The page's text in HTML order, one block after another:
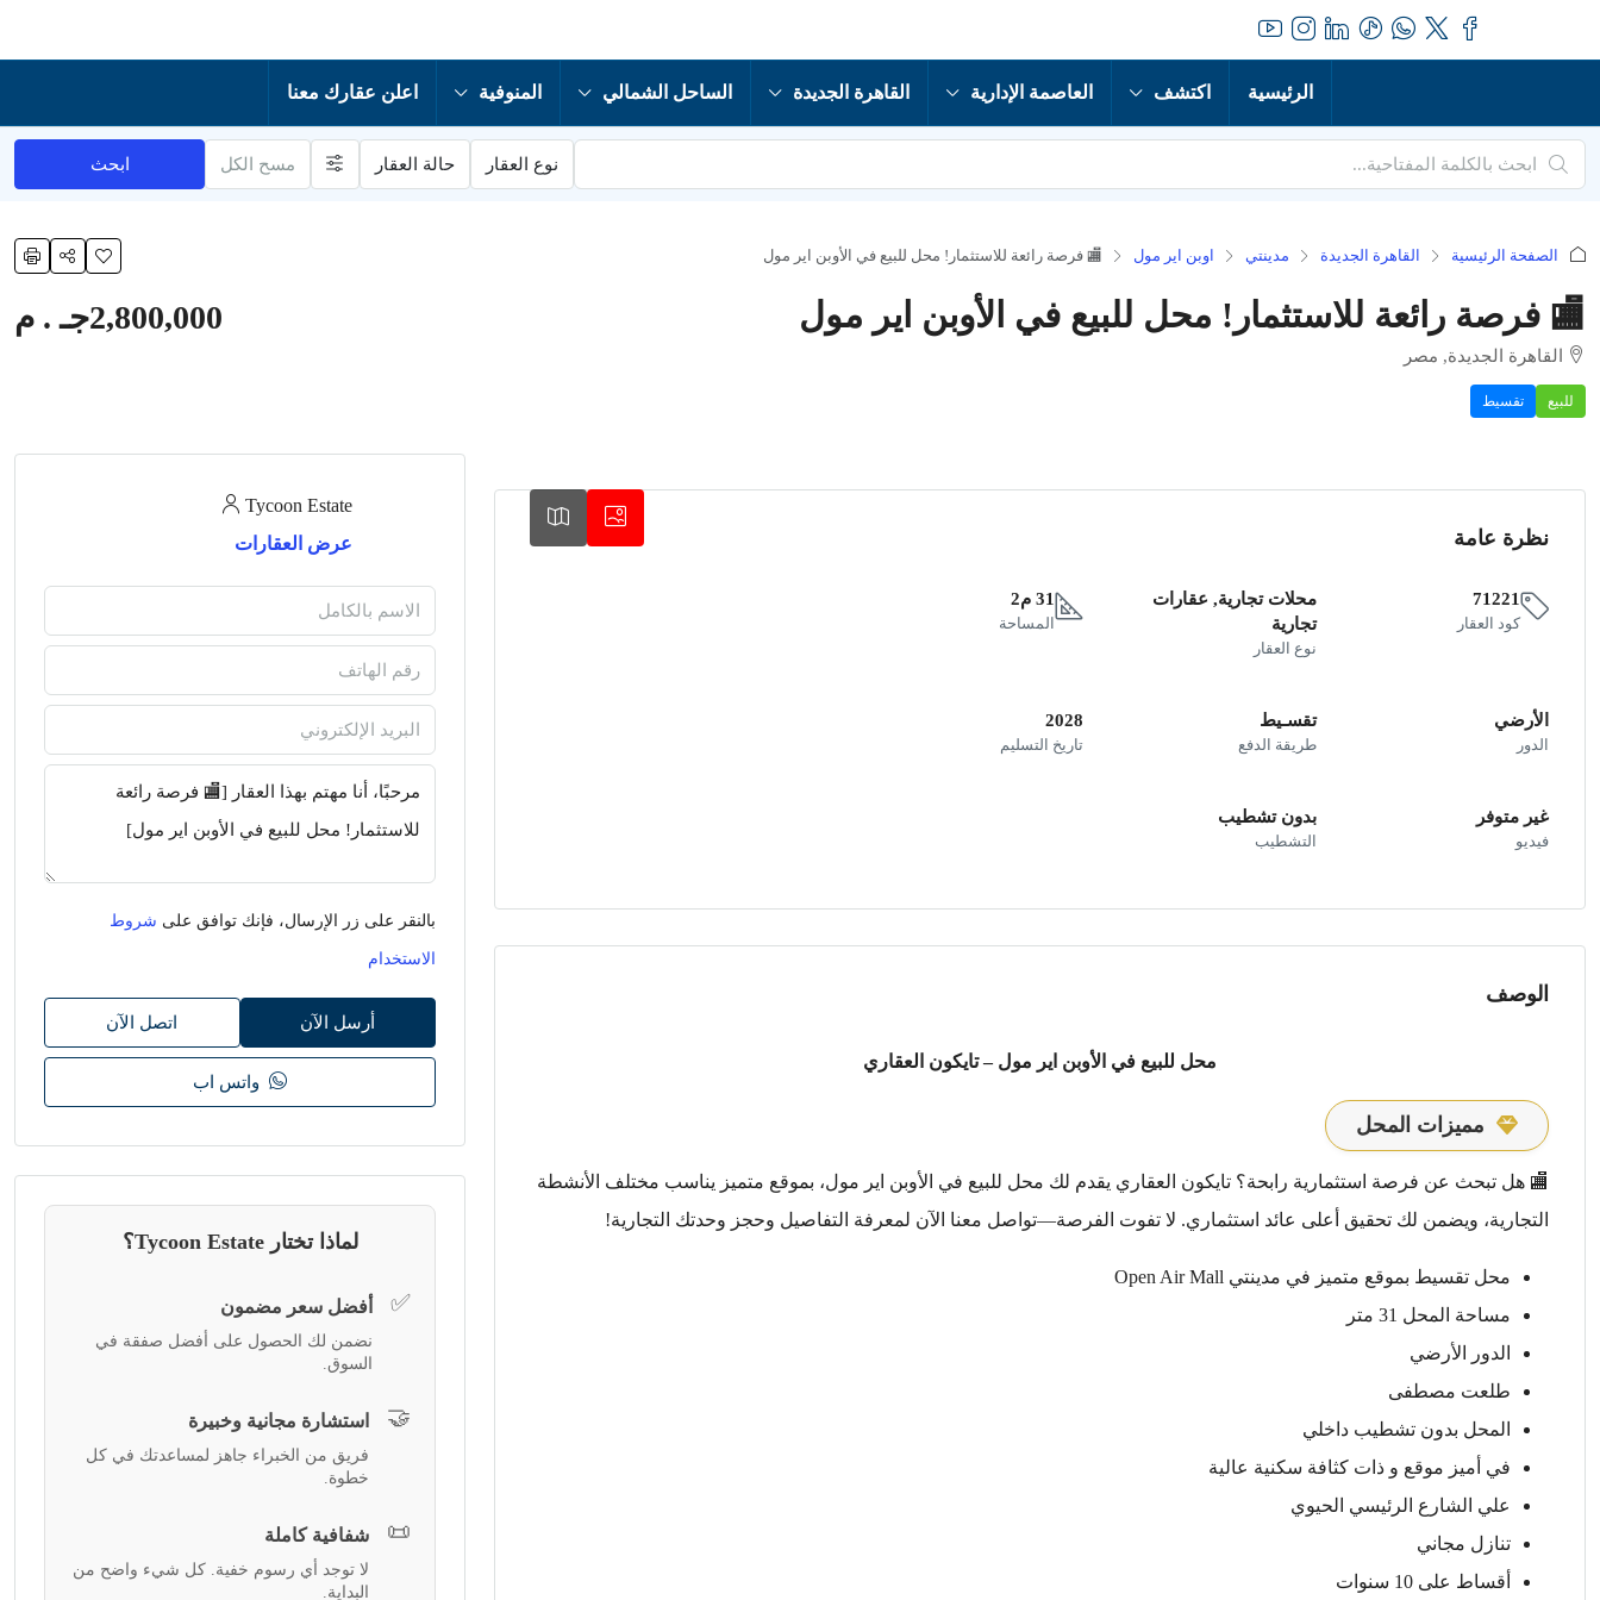
الرئيسية اكتشف العاصمة الإدارية القاهرة الجديدة الساحل الشمالي المنوفية اعلن عقارك معنا
نوع العقار حالة العقار مسح الكل ابحث
الصفحة الرئيسية القاهرة الجديدة مدينتي اوبن اير مول 🏬 فرصة رائعة للاستثمار! محل للبيع في الأوبن اير مول
🏬 فرصة رائعة للاستثمار! محل للبيع في الأوبن اير مول
القاهرة الجديدة, مصر
للبيع تقسيط
2,800,000جـ . م
نظرة عامة
71221
كود العقار
محلات تجارية, عقارات
تجارية
نوع العقار
31 م2
المساحة
الأرضي
الدور
تقسـيط
طريقة الدفع
2028
تاريخ التسليم
غير متوفر
فيديو
بدون تشطيب
التشطيب
الوصف
محل للبيع في الأوبن اير مول – تايكون العقاري
مميزات المحل
🏬 هل تبحث عن فرصة استثمارية رابحة؟ تايكون العقاري يقدم لك محل للبيع في الأوبن اير مول، بموقع متميز يناسب مختلف الأنشطة
التجارية، ويضمن لك تحقيق أعلى عائد استثماري. لا تفوت الفرصة—تواصل معنا الآن لمعرفة التفاصيل وحجز وحدتك التجارية!
محل تقسيط بموقع متميز في مدينتي Open Air Mall
مساحة المحل 31 متر
الدور الأرضي
طلعت مصطفى
المحل بدون تشطيب داخلي
في أميز موقع و ذات كثافة سكنية عالية
علي الشارع الرئيسي الحيوي
تنازل مجاني
أقساط على 10 سنوات
Tycoon Estate
عرض العقارات
بالنقر على زر الإرسال، فإنك توافق على شروط
الاستخدام
أرسل الآن اتصل الآن
واتس اب
لماذا تختار Tycoon Estate؟
✅ أفضل سعر مضمون
نضمن لك الحصول على أفضل صفقة في
السوق.
🤝 استشارة مجانية وخبيرة
فريق من الخبراء جاهز لمساعدتك في كل
خطوة.
📜 شفافية كاملة
لا توجد أي رسوم خفية. كل شيء واضح من
البداية.